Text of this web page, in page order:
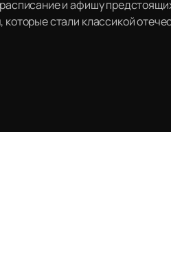
и афишу
стали классикой